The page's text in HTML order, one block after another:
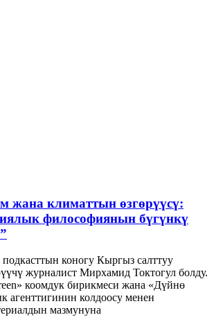
жана климаттын өзгөрүүсү:
философиянын бүгүнкү
коногу Кыргыз салттуу
журналист Мирхамид Токтогул болду.
коомдук бирикмеси жана «Дүйнө
агенттигинин колдоосу менен
мазмунуна